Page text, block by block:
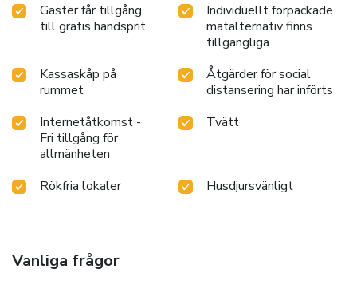
Gäster får tillgång
till gratis handsprit
Individuellt förpackade
matalternativ finns
tillgängliga
Kassaskåp på
rummet
Åtgärder för social
distansering har införts
Internetåtkomst -
Fri tillgång för
allmänheten
Tvätt
Rökfria lokaler Husdjursvänligt
Vanliga frågor